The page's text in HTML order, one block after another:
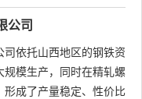
公司
依托山西地区的钢铁资
模生产，同时在精轧螺
成了产量稳定、性价比